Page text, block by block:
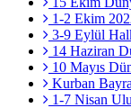
1-2 Ekim
3-9 Eylül
14 Haziran
10 Mayıs
Kurban
1-7 Nisan